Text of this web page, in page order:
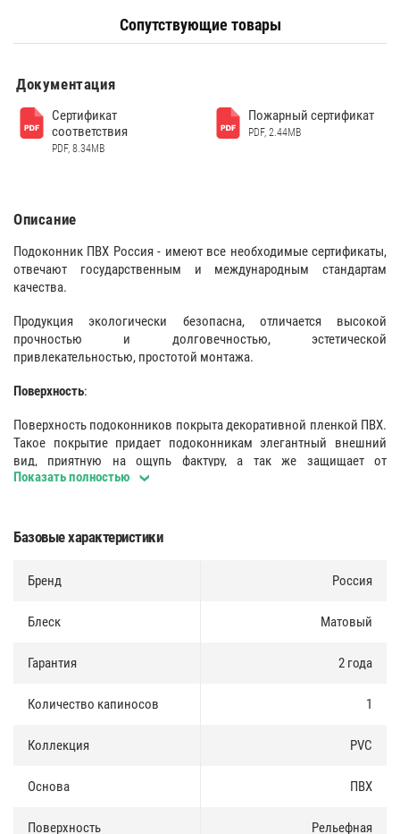
Сопутствующие товары
Документация
Сертификат
соответствия
PDF, 8.34MB
Пожарный сертификат
PDF, 2.44MB
Описание
Подоконник ПВХ Россия - имеют все необходимые сертификаты,
отвечают государственным и международным стандартам
качества.
Продукция экологически безопасна, отличается высокой
прочностью и долговечностью, эстетической
привлекательностью, простотой монтажа.
Поверхность:
Поверхность подоконников покрыта декоративной пленкой ПВХ.
Такое покрытие придает подоконникам элегантный внешний
вид, приятную на ощупь фактуру, а так же защищает от
механических повреждений, воздействия невысоких температур,
Подоконник с вертикальными внутренними ребрами жесткости
нагрузки (давление, прогиб, удар и т.д.).
что защищает подоконную доску от возможных механических
солнечных лучей.
Показать полностью
Базовые характеристики
Бренд Россия
Блеск Матовый
Гарантия 2 года
Количество капиносов 1
Коллекция PVC
Основа ПВХ
Поверхность Рельефная